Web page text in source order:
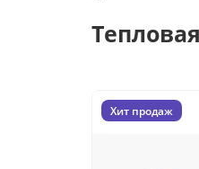
Хит продаж